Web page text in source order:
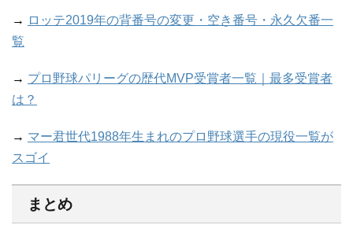
→ ロッテ2019年の背番号の変更・空き番号・永久欠番一
覧
→ プロ野球パリーグの歴代MVP受賞者一覧｜最多受賞者
は？
→ マー君世代1988年生まれのプロ野球選手の現役一覧が
スゴイ
まとめ